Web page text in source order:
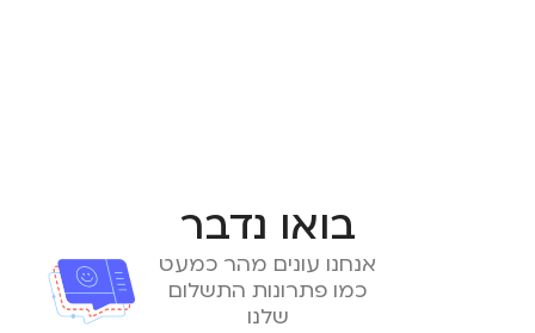
בואו נדבר
אנחנו עונים מהר כמעט
כמו פתרונות התשלום
שלנו